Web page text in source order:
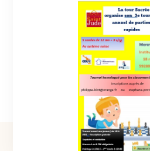
📆 A vos agendas !